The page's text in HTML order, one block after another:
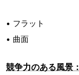
• フラット
• 曲面
競争力のある風景